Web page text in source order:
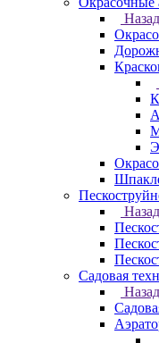
Назад
Назад
Садовая
Назад